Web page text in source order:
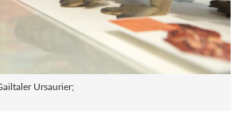
Ursaurier;